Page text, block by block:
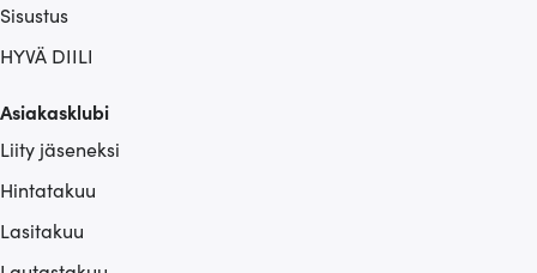
Sisustus
HYVÄ DIILI
Asiakasklubi
Liity jäseneksi
Hintatakuu
Lasitakuu